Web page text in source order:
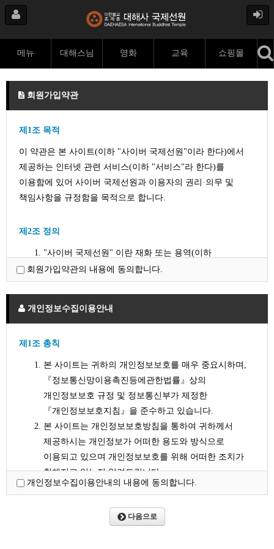
메뉴 대해스님 영화 교육 쇼핑몰
회원가입약관
제1조 목적
이 약관은 본 사이트(이하 "사이버 국제선원"이라 한다)에서
제공하는 인터넷 관련 서비스(이하 "서비스"라 한다)를
이용함에 있어 사이버 국제선원과 이용자의 권리·의무 및
책임사항을 규정함을 목적으로 합니다.
제2조 정의
"사이버 국제선원" 이란 재화 또는 용역(이하
"재화등"이라 함)을 이용자에게 제공하기 위하여
컴퓨터등 정보통신설비를 이용하여 재화등을 거래할 수
"이용자"란 "사이버 국제선원"에 접속하여 이 약관에
및 비회원을 말합니다.
'회원'이라 함은 "사이버 국제선원"에 개인정보를
제공하여 회원등록을 한 자로서, "사이버 국제선원"의
정보를 지속적으로 제공받으며, "사이버 국제선원"이
제공하는 서비스를 계속적으로 이용할 수 있는 자를
말합니다.
'비회원'이라 함은 회원에 가입하지 않고 "사이버
국제선원"이 제공하는 서비스를 이용하는 자를
말합니다.
이용자는 "사이버 국제선원"이 정한 가입 양식에 따라
회원가입약관의 내용에 동의합니다.
개인정보수집이용안내
제1조 총칙
본 사이트는 귀하의 개인정보보호를 매우 중요시하며,
『정보통신망이용촉진등에관한법률』상의
개인정보보호 규정 및 정보통신부가 제정한
『개인정보보호지침』을 준수하고 있습니다.
본 사이트는 개인정보보호방침을 통하여 귀하께서
제공하시는 개인정보가 어떠한 용도와 방식으로
이용되고 있으며 개인정보보호를 위해 어떠한 조치가
취해지고 있는지 알려드립니다.
본 사이트는 개인정보보호방침을 홈페이지 첫 화면
있도록 조치하고 있습니다.
개인정보수집이용안내의 내용에 동의합니다.
다음으로